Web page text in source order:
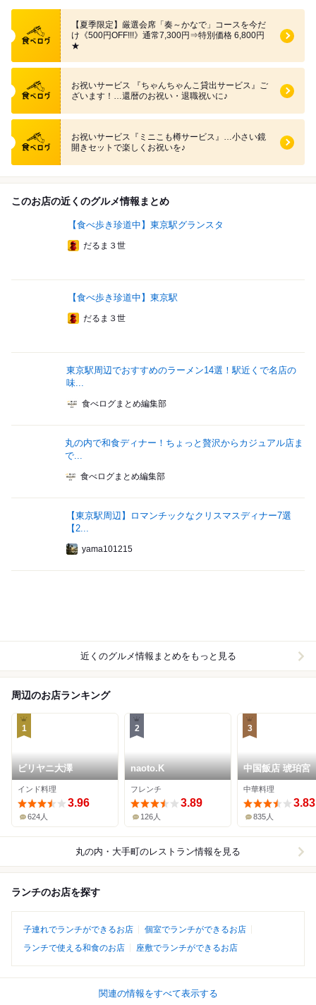
食べログ クーポン
【夏季限定】厳選会席「奏～かなで」コースを今だ
け《500円OFF!!!》通常7,300円⇒特別価格 6,800円
★
食べログ クーポン
お祝いサービス 『ちゃんちゃんこ貸出サービス』ご
ざいます！…還暦のお祝い・退職祝いに♪
食べログ クーポン
お祝いサービス『ミニこも樽サービス』…小さい鏡
開きセットで楽しくお祝いを♪
このお店の近くのグルメ情報まとめ
【食べ歩き珍道中】東京駅グランスタ
だるま３世
【食べ歩き珍道中】東京駅
だるま３世
東京駅周辺でおすすめのラーメン14選！駅近くで名店の
味...
食べログまとめ編集部
丸の内で和食ディナー！ちょっと贅沢からカジュアル店ま
で...
食べログまとめ編集部
【東京駅周辺】ロマンチックなクリスマスディナー7選
【2...
yama101215
近くのグルメ情報まとめをもっと見る
周辺のお店ランキング
1
ビリヤニ大澤
インド料理
3.96
624人
2
naoto.K
フレンチ
3.89
126人
3
中国飯店 琥珀宮
中華料理
3.83
835人
丸の内・大手町のレストラン情報を見る
ランチのお店を探す
子連れでランチができるお店
個室でランチができるお店
ランチで使える和食のお店
座敷でランチができるお店
関連の情報をすべて表示する